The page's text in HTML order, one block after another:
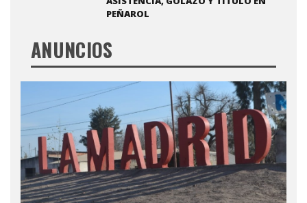
PEÑAROL
ANUNCIOS